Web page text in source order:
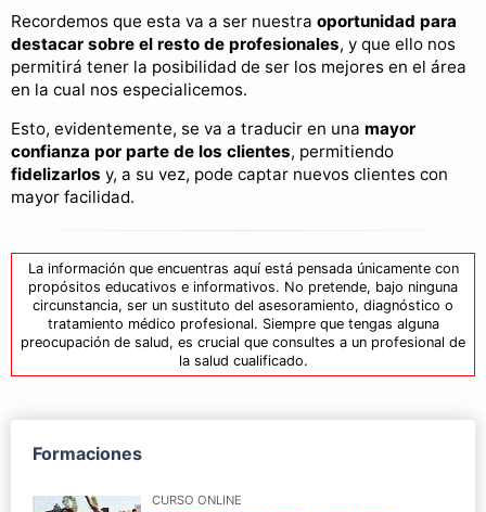
Recordemos que esta va a ser nuestra oportunidad para
destacar sobre el resto de profesionales, y que ello nos
permitirá tener la posibilidad de ser los mejores en el área
en la cual nos especialicemos.
Esto, evidentemente, se va a traducir en una mayor
confianza por parte de los clientes, permitiendo
fidelizarlos y, a su vez, pode captar nuevos clientes con
mayor facilidad.
La información que encuentras aquí está pensada únicamente con
propósitos educativos e informativos. No pretende, bajo ninguna
circunstancia, ser un sustituto del asesoramiento, diagnóstico o
tratamiento médico profesional. Siempre que tengas alguna
preocupación de salud, es crucial que consultes a un profesional de
la salud cualificado.
Formaciones
CURSO ONLINE